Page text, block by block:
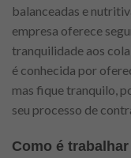
balanceadas e
empresa oferece
tranquilidade aos
é conhecida por
mas fique tranquilo,
seu processo de
Como é